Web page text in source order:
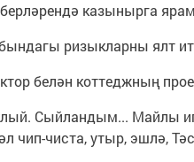
казынырга
ризыкларны ялт
белән коттеджның
Сыйландым... Майлы
чип-чиста, утыр, эшлә,